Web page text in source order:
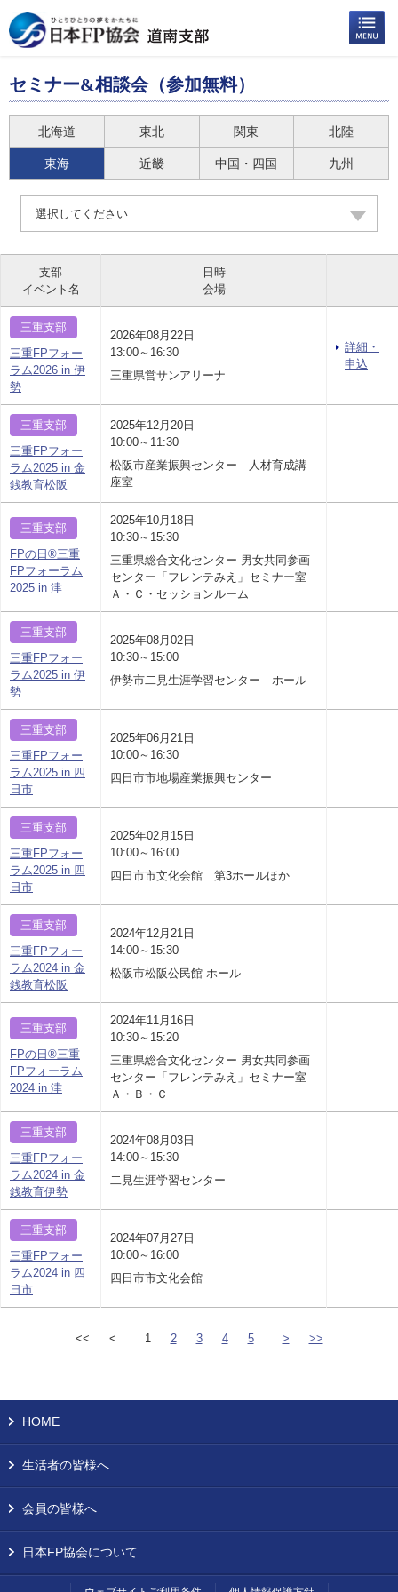
セミナー&相談会（参加無料）
北海道 東北 関東 北陸
東海 近畿 中国・四国 九州
選択してください
支部
イベント名
日時
会場
三重支部
三重FPフォー
ラム2026 in 伊
勢
2026年08月22日
13:00～16:30
三重県営サンアリーナ
詳細・
申込
三重支部
三重FPフォー
ラム2025 in 金
銭教育松阪
2025年12月20日
10:00～11:30
松阪市産業振興センター 人材育成講
座室
三重支部
FPの日®三重
FPフォーラム
2025 in 津
2025年10月18日
10:30～15:30
三重県総合文化センター 男女共同参画
センター「フレンテみえ」セミナー室
Ａ・Ｃ・セッションルーム
三重支部
三重FPフォー
ラム2025 in 伊
勢
2025年08月02日
10:30～15:00
伊勢市二見生涯学習センター ホール
三重支部
三重FPフォー
ラム2025 in 四
日市
2025年06月21日
10:00～16:30
四日市市地場産業振興センター
三重支部
三重FPフォー
ラム2025 in 四
日市
2025年02月15日
10:00～16:00
四日市市文化会館 第3ホールほか
三重支部
三重FPフォー
ラム2024 in 金
銭教育松阪
2024年12月21日
14:00～15:30
松阪市松阪公民館 ホール
三重支部
FPの日®三重
FPフォーラム
2024 in 津
2024年11月16日
10:30～15:20
三重県総合文化センター 男女共同参画
センター「フレンテみえ」セミナー室
Ａ・Ｂ・Ｃ
三重支部
三重FPフォー
ラム2024 in 金
銭教育伊勢
2024年08月03日
14:00～15:30
二見生涯学習センター
三重支部
三重FPフォー
ラム2024 in 四
日市
2024年07月27日
10:00～16:00
四日市市文化会館
<< < 1 2 3 4 5 > >>
HOME
生活者の皆様へ
会員の皆様へ
日本FP協会について